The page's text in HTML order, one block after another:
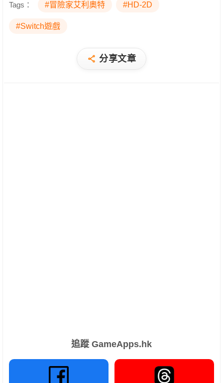
Tags： #冒險家艾利奧特 #HD-2D
#Switch遊戲
分享文章
追蹤 GameApps.hk